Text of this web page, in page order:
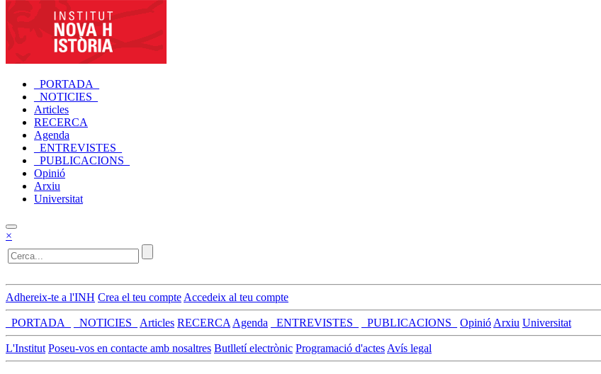
_PORTADA_
_NOTICIES_
Articles
RECERCA
Agenda
_ENTREVISTES_
_PUBLICACIONS_
Opinió
Arxiu
Universitat
×
Adhereix-te a l'INH Crea el teu compte Accedeix al teu compte
_PORTADA_ _NOTICIES_ Articles RECERCA Agenda _ENTREVISTES_ _PUBLICACIONS_ Opinió Arxiu Universitat
L'Institut Poseu-vos en contacte amb nosaltres Butlletí electrònic Programació d'actes Avís legal